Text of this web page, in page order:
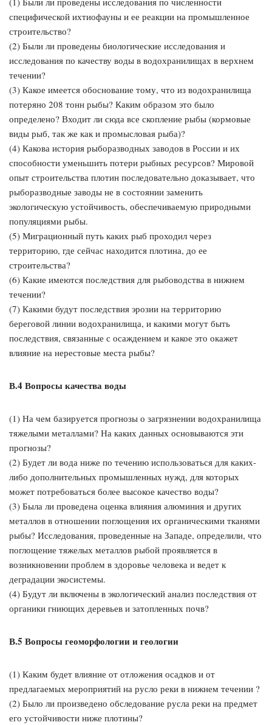
специфической ихтиофауны и ее реакции на промышленное
строительство?
(2) Были ли проведены биологические исследования и
исследования по качеству воды в водохранилищах в верхнем
течении?
(3) Какое имеется обоснование тому, что из водохранилища
потеряно 208 тонн рыбы? Каким образом это было
определено? Входит ли сюда все скопление рыбы (кормовые
виды рыб, так же как и промысловая рыба)?
(4) Какова история рыборазводных заводов в России и их
способности уменьшить потери рыбных ресурсов? Мировой
опыт строительства плотин последовательно доказывает, что
рыборазводные заводы не в состоянии заменить
экологическую устойчивость, обеспечиваемую природными
популяциями рыбы.
(5) Миграционный путь каких рыб проходил через
территорию, где сейчас находится плотина, до ее
строительства?
(6) Какие имеются последствия для рыбоводства в нижнем
течении?
(7) Какими будут последствия эрозии на территорию
береговой линии водохранилища, и какими могут быть
последствия, связанные с осаждением и какое это окажет
влияние на нерестовые места рыбы?
В.4 Вопросы качества воды
(1) На чем базируется прогнозы о загрязнении водохранилища
тяжелыми металлами? На каких данных основываются эти
прогнозы?
(2) Будет ли вода ниже по течению использоваться для каких-
либо дополнительных промышленных нужд, для которых
может потребоваться более высокое качество воды?
(3) Была ли проведена оценка влияния алюминия и других
металлов в отношении поглощения их органическими тканями
рыбы? Исследования, проведенные на Западе, определили, что
поглощение тяжелых металлов рыбой проявляется в
возникновении проблем в здоровье человека и ведет к
деградации экосистемы.
(4) Будут ли включены в экологический анализ последствия от
органики гниющих деревьев и затопленных почв?
В.5 Вопросы геоморфологии и геологии
(1) Каким будет влияние от отложения осадков и от
предлагаемых мероприятий на русло реки в нижнем течении ?
(2) Было ли произведено обследование русла реки на предмет
его устойчивости ниже плотины?